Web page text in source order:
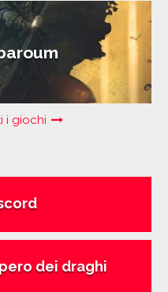
i giochi
dei draghi